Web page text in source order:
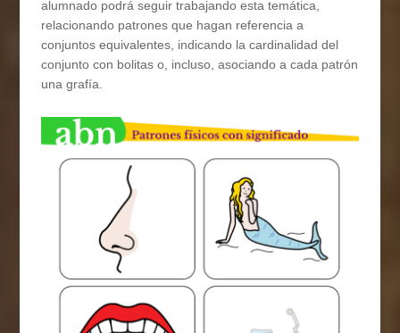
alumnado podrá seguir trabajando esta temática,
relacionando patrones que hagan referencia a
conjuntos equivalentes, indicando la cardinalidad del
conjunto con bolitas o, incluso, asociando a cada patrón
una grafía.